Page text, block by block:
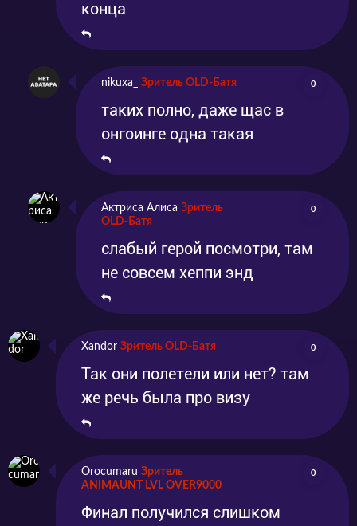
конца
nikuxa_ Зритель OLD-Батя 0
таких полно, даже щас в
онгоинге одна такая
Актриса Алиса Зритель
OLD-Батя
0
слабый герой посмотри, там
не совсем хеппи энд
Xandor Зритель OLD-Батя 0
Так они полетели или нет? там
же речь была про визу
Orocumaru Зритель
ANIMAUNT LVL OVER9000
0
Финал получился слишком